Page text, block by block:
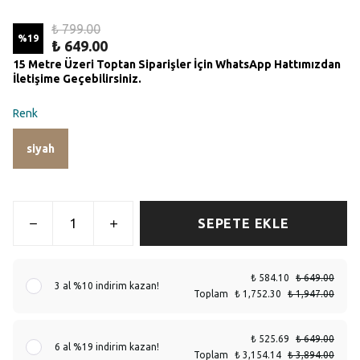
%19
₺ 799.00
₺ 649.00
15 Metre Üzeri Toptan Siparişler İçin WhatsApp Hattımızdan
İletişime Geçebilirsiniz.
Renk
siyah
SEPETE EKLE
3 al %10 indirim kazan!
₺ 584.10
₺ 649.00
Toplam
₺ 1,752.30 ₺ 1,947.00
6 al %19 indirim kazan!
₺ 525.69
₺ 649.00
Toplam
₺ 3,154.14 ₺ 3,894.00